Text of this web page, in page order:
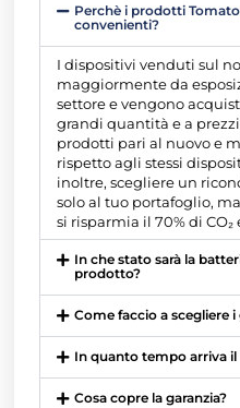
Perchè i prodotti
convenienti?
I dispositivi venduti sul
maggiormente da
settore e vengono
grandi quantità e a
prodotti pari al nuovo e
rispetto agli stessi
inoltre, scegliere un
solo al tuo portafoglio,
si risparmia il 70% di
In che stato sarà la
prodotto?
Come faccio a scegliere i
In quanto tempo arriva
Cosa copre la garanzia?